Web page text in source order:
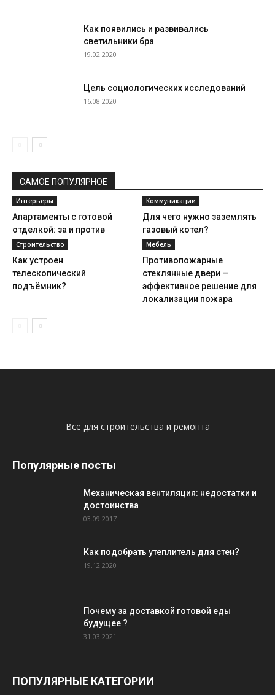
Как появились и развивались
светильники бра
19.02.2020
Цель социологических исследований
16.08.2020
САМОЕ ПОПУЛЯРНОЕ
Интерьеры
Апартаменты с готовой
отделкой: за и против
Коммуникации
Для чего нужно заземлять
газовый котел?
Строительство
Как устроен
телескопический
подъёмник?
Мебель
Противопожарные
стеклянные двери —
эффективное решение для
локализации пожара
Всё для строительства и ремонта
Популярные посты
Механическая вентиляция: недостатки и
достоинства
03.09.2017
Как подобрать утеплитель для стен?
19.12.2020
Почему за доставкой готовой еды
будущее ?
31.03.2021
ПОПУЛЯРНЫЕ КАТЕГОРИИ